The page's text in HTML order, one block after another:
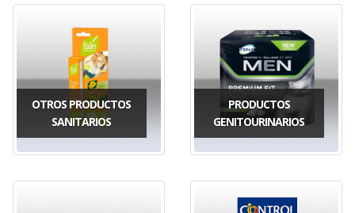
OTROS PRODUCTOS
SANITARIOS
PRODUCTOS
GENITOURINARIOS